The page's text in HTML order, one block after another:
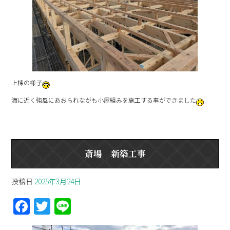
上棟の様子
海に近く強風にあおられながも小屋組みを施工する事ができました
斎場 新築工事
投稿日 2025年3月24日
F
a
T
w n